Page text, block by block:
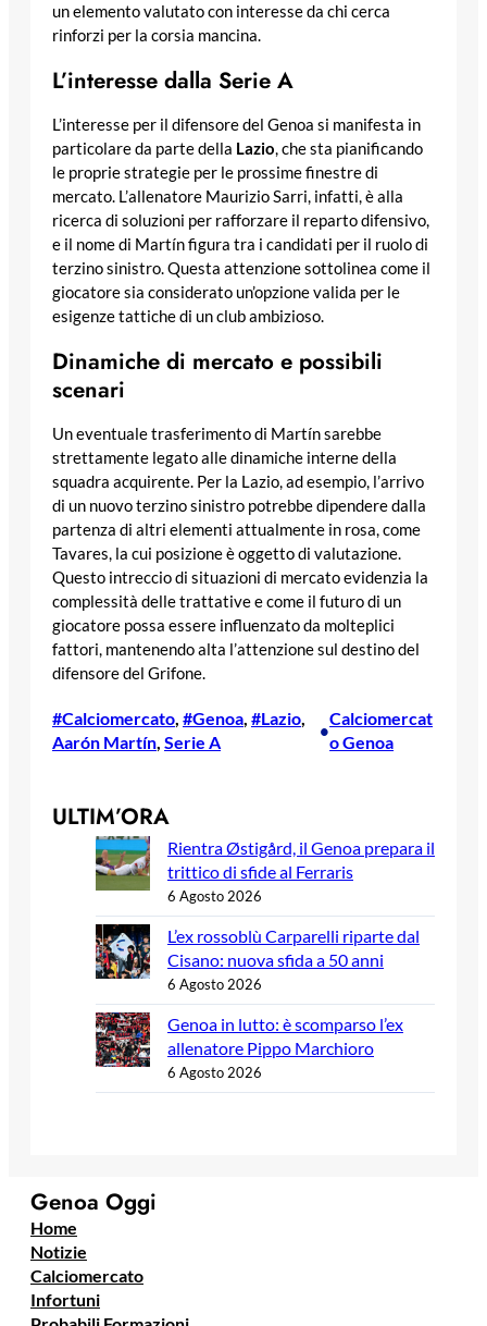
un elemento valutato con interesse da chi cerca
rinforzi per la corsia mancina.
L’interesse dalla Serie A
L’interesse per il difensore del Genoa si manifesta in
particolare da parte della Lazio, che sta pianificando
le proprie strategie per le prossime finestre di
mercato. L’allenatore Maurizio Sarri, infatti, è alla
ricerca di soluzioni per rafforzare il reparto difensivo,
e il nome di Martín figura tra i candidati per il ruolo di
terzino sinistro. Questa attenzione sottolinea come il
giocatore sia considerato un’opzione valida per le
esigenze tattiche di un club ambizioso.
Dinamiche di mercato e possibili
scenari
Un eventuale trasferimento di Martín sarebbe
strettamente legato alle dinamiche interne della
squadra acquirente. Per la Lazio, ad esempio, l’arrivo
di un nuovo terzino sinistro potrebbe dipendere dalla
partenza di altri elementi attualmente in rosa, come
Tavares, la cui posizione è oggetto di valutazione.
Questo intreccio di situazioni di mercato evidenzia la
complessità delle trattative e come il futuro di un
giocatore possa essere influenzato da molteplici
fattori, mantenendo alta l’attenzione sul destino del
difensore del Grifone.
#Calciomercato #Genoa #Lazio
Aarón Martín Serie A
•
Calciomercat
o Genoa
ULTIM’ORA
Rientra Østigård, il Genoa prepara il
trittico di sfide al Ferraris
6 Agosto 2026
L’ex rossoblù Carparelli riparte dal
Cisano: nuova sfida a 50 anni
6 Agosto 2026
Genoa in lutto: è scomparso l’ex
allenatore Pippo Marchioro
6 Agosto 2026
Genoa Oggi
Home
Notizie
Calciomercato
Infortuni